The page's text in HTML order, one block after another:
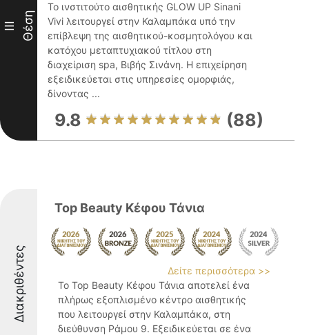
III Θέση
Το ινστιτούτο αισθητικής GLOW UP Sinani
Vivi λειτουργεί στην Καλαμπάκα υπό την
επίβλεψη της αισθητικού-κοσμητολόγου και
κατόχου μεταπτυχιακού τίτλου στη
διαχείριση spa, Βιβής Σινάνη. Η επιχείρηση
εξειδικεύεται στις υπηρεσίες ομορφιάς,
δίνοντας ...
9.8 (88)
Διακριθέντες
Top Beauty Kέφου Τάνια
Δείτε περισσότερα >>
Το Top Beauty Κέφου Τάνια αποτελεί ένα
πλήρως εξοπλισμένο κέντρο αισθητικής
που λειτουργεί στην Καλαμπάκα, στη
διεύθυνση Ράμου 9. Εξειδικεύεται σε ένα